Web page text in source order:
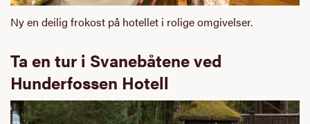
Ny en deilig frokost på hotellet i rolige omgivelser.
Ta en tur i Svanebåtene ved
Hunderfossen Hotell